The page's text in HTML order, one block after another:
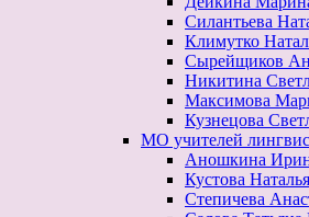
Силантьева
Климутко
Сырейщиков
Никитина
Максимова
Кузнецова
МО учителей
Аношкина
Кустова
Степичева